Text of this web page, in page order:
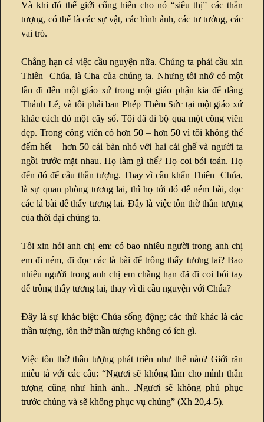
Và khi đó thế giới cống hiến cho nó “siêu thị” các thần
tượng, có thể là các sự vật, các hình ảnh, các tư tưởng, các
vai trò.
Chẳng hạn cả việc cầu nguyện nữa. Chúng ta phải cầu xin
Thiên Chúa, là Cha của chúng ta. Nhưng tôi nhớ có một
lần đi đến một giáo xứ trong một giáo phận kia để dâng
Thánh Lễ, và tôi phải ban Phép Thêm Sức tại một giáo xứ
khác cách đó một cây số. Tôi đã đi bộ qua một công viên
đẹp. Trong công viên có hơn 50 – hơn 50 vì tôi không thể
đếm hết – hơn 50 cái bàn nhỏ với hai cái ghế và người ta
ngồi trước mặt nhau. Họ làm gì thế? Họ coi bói toán. Họ
đến đó để cầu thần tượng. Thay vì cầu khẩn Thiên Chúa,
là sự quan phòng tương lai, thì họ tới đó để ném bài, đọc
các lá bài để thấy tương lai. Đây là việc tôn thờ thần tượng
của thời đại chúng ta.
Tôi xin hỏi anh chị em: có bao nhiêu người trong anh chị
em đi ném, đi đọc các là bài để trông thấy tương lai? Bao
nhiêu người trong anh chị em chẳng hạn đã đi coi bói tay
để trông thấy tương lai, thay vì đi cầu nguyện với Chúa?
Đây là sự khác biệt: Chúa sống động; các thứ khác là các
thần tượng, tôn thờ thần tượng không có ích gì.
Việc tôn thờ thần tượng phát triển như thế nào? Giới răn
miêu tả với các câu: “Ngươi sẽ không làm cho mình thần
tượng cũng như hình ảnh.. .Ngươi sẽ không phủ phục
trước chúng và sẽ không phục vụ chúng” (Xh 20,4-5).